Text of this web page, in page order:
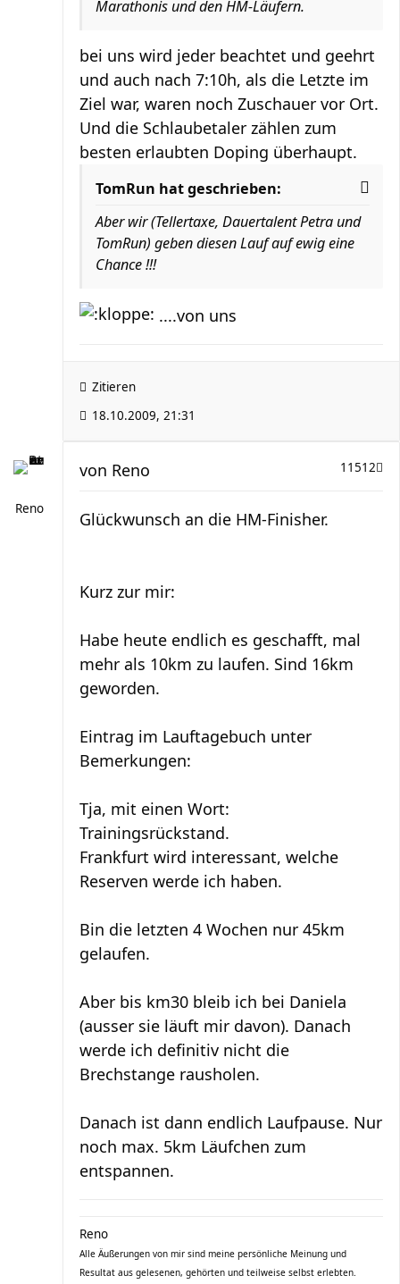
Marathonis und den HM-Läufern.
bei uns wird jeder beachtet und geehrt
und auch nach 7:10h, als die Letzte im
Ziel war, waren noch Zuschauer vor Ort.
Und die Schlaubetaler zählen zum
besten erlaubten Doping überhaupt.
TomRun hat geschrieben:
Aber wir (Tellertaxe, Dauertalent Petra und
TomRun) geben diesen Lauf auf ewig eine
Chance !!!
....von uns
Zitieren
18.10.2009, 21:31
Reno
11512
von Reno
Glückwunsch an die HM-Finisher.
Kurz zur mir:
Habe heute endlich es geschafft, mal
mehr als 10km zu laufen. Sind 16km
geworden.
Eintrag im Lauftagebuch unter
Bemerkungen:
Tja, mit einen Wort:
Trainingsrückstand.
Frankfurt wird interessant, welche
Reserven werde ich haben.
Bin die letzten 4 Wochen nur 45km
gelaufen.
Aber bis km30 bleib ich bei Daniela
(ausser sie läuft mir davon). Danach
werde ich definitiv nicht die
Brechstange rausholen.
Danach ist dann endlich Laufpause. Nur
noch max. 5km Läufchen zum
entspannen.
Reno
Alle Äußerungen von mir sind meine persönliche Meinung und
Resultat aus gelesenen, gehörten und teilweise selbst erlebten.